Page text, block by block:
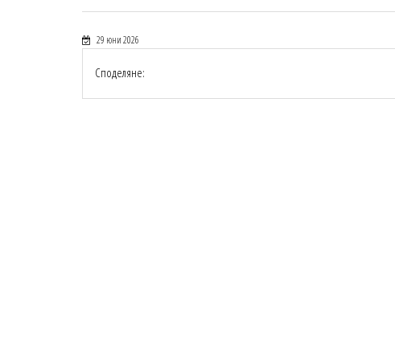
29 юни 2026
Споделяне: